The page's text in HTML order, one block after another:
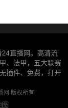
24直播网。高清流
、法甲，五大联赛
插件、免费，打开
网 版权所有
图